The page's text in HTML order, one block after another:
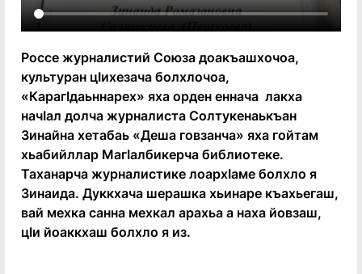
Россе журналистий Союза доакъашхочоа,
культуран цӀихезача болхлочоа,
«КарагӀдаьннарех» яха орден еннача лакха
начӀал долча журналиста Солтукенаькъан
Зинайна хетабаь «Деша говзанча» яха гойтам
хьабийллар МагӀалбикерча библиотеке.
Таханарча журналистике лоархӀаме болхло я
Зинаида. Дуккхача шерашка хьинаре къахьегаш,
вай мехка санна мехкал арахьа а наха йовзаш,
цӀи йоаккхаш болхло я из.